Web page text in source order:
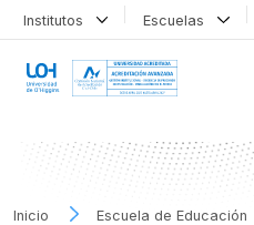
Institutos Escuelas
Inicio Escuela de Educación